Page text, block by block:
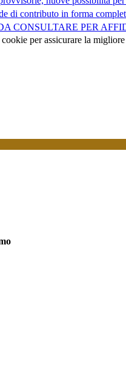
di contributo in forma
CONSULTARE PER
per assicurare la